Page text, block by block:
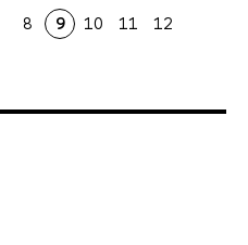
8 9 10 11
12